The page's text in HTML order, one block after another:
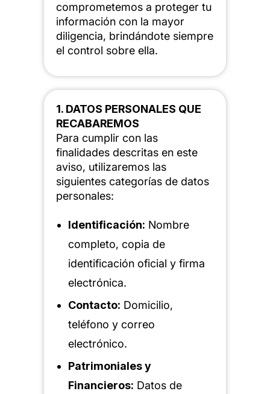
comprometemos a proteger tu
información con la mayor
diligencia, brindándote siempre
el control sobre ella.
1. DATOS PERSONALES QUE
RECABAREMOS
Para cumplir con las
finalidades descritas en este
aviso, utilizaremos las
siguientes categorías de datos
personales:
Identificación: Nombre
completo, copia de
identificación oficial y firma
electrónica.
Contacto: Domicilio,
teléfono y correo
electrónico.
Patrimoniales y
Financieros: Datos de